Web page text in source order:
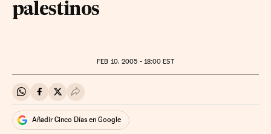
palestinos
FEB 10, 2005 - 18:00 EST
Compartir en Whatsapp
Compartir en Facebook
Compartir en Twitter
Desplegar Redes Sociales
Añadir Cinco Días en Google